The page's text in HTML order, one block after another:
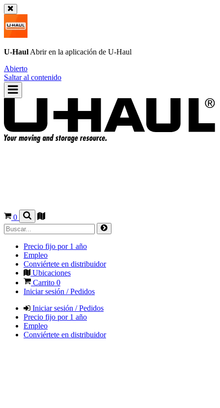
U-Haul Abrir en la aplicación de U-Haul
Abierto
Saltar al contenido
0
Precio fijo por 1 año
Empleo
Conviértete en distribuidor
Ubicaciones
Carrito 0
Iniciar sesión / Pedidos
Iniciar sesión / Pedidos
Precio fijo por 1 año
Empleo
Conviértete en distribuidor